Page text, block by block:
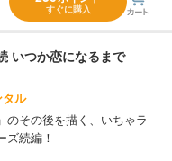
すぐに購入
いつか恋になるまで
ル
のその後を描く、いちゃラ
ズ続編！